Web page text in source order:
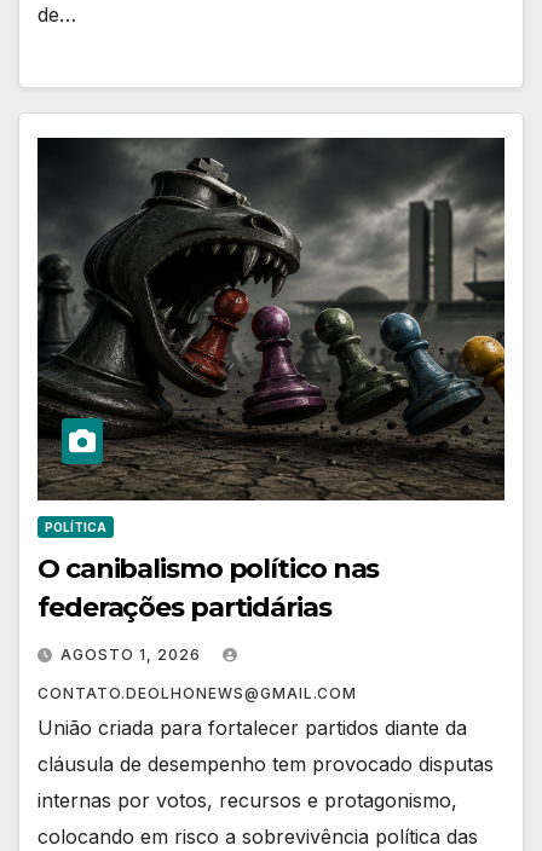
de…
POLÍTICA
O canibalismo político nas
federações partidárias
AGOSTO 1, 2026
CONTATO.DEOLHONEWS@GMAIL.COM
União criada para fortalecer partidos diante da
cláusula de desempenho tem provocado disputas
internas por votos, recursos e protagonismo,
colocando em risco a sobrevivência política das